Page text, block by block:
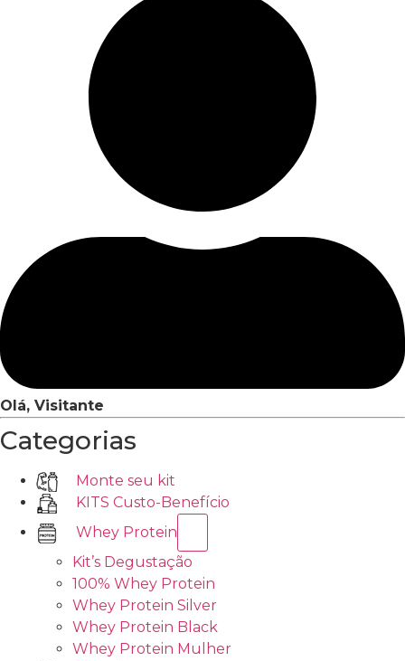
Olá, Visitante
Categorias
Monte seu kit
KITS Custo-Benefício
Whey Protein
Kit’s Degustação
100% Whey Protein
Whey Protein Silver
Whey Protein Black
Whey Protein Mulher